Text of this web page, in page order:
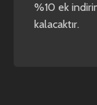
%10 ek
kalacaktır.